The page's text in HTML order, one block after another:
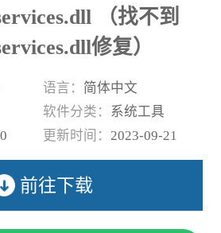
（找不到
修复）
语言： 简体中文
软件分类： 系统工具
更新时间： 2023-09-21
前往下载